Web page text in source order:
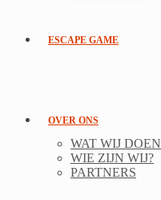
ESCAPE GAME
OVER ONS
WAT WIJ DOEN
WIE ZIJN WIJ?
PARTNERS